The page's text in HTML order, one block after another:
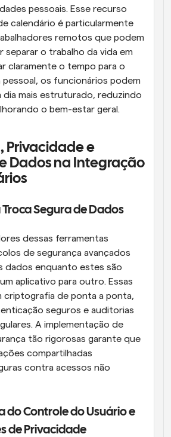
pessoais. Esse recurso
calendário é particularmente
remotos que podem
separar o trabalho da vida em
claramente o tempo para o
pessoal, os funcionários podem
mais estruturado, reduzindo
o bem-estar geral.
Privacidade e
Dados na Integração
Segura de Dados
dessas ferramentas
de segurança avançados
dados enquanto estes são
aplicativo para outro. Essas
criptografia de ponta a ponta,
seguros e auditorias
A implementação de
tão rigorosas garante que
compartilhadas
contra acessos não
do Controle do Usuário e
de Privacidade